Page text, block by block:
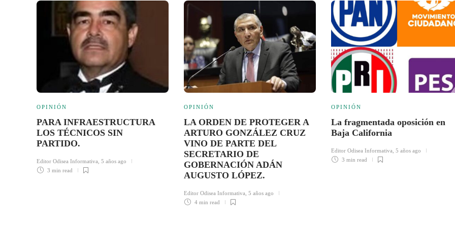
OPINIÓN
PARA INFRAESTRUCTURA
LOS TÉCNICOS SIN
PARTIDO.
Editor Odisea Informativa 5 años ago
3 min read
OPINIÓN
LA ORDEN DE PROTEGER A
ARTURO GONZÁLEZ CRUZ
VINO DE PARTE DEL
SECRETARIO DE
GOBERNACIÓN ADÁN
AUGUSTO LÓPEZ.
Editor Odisea Informativa 5 años ago
4 min read
OPINIÓN
La fragmentada oposición en
Baja California
Editor Odisea Informativa 5 años ago
3 min read